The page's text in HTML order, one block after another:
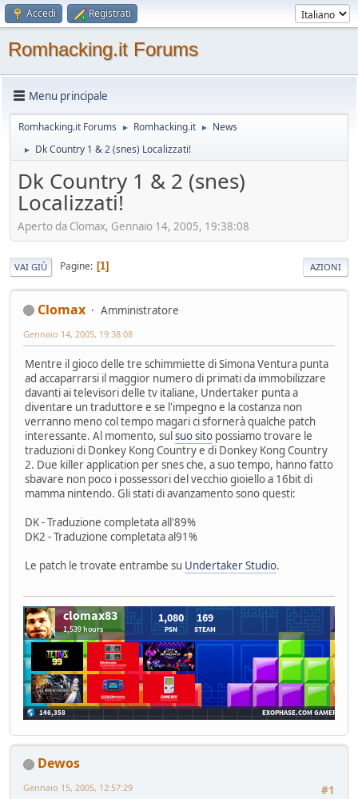
Accedi Registrati
Romhacking.it Forums
Menu principale
Romhacking.it Forums ► Romhacking.it ► News
► Dk Country 1 & 2 (snes) Localizzati!
Dk Country 1 & 2 (snes)
Localizzati!
Aperto da Clomax, Gennaio 14, 2005, 19:38:08
VAI GIÙ Pagine 1 AZIONI
Clomax Amministratore
Gennaio 14, 2005, 19:38:08
Mentre il gioco delle tre schimmiette di Simona Ventura punta
ad accaparrarsi il maggior numero di primati da immobilizzare
davanti ai televisori delle tv italiane, Undertaker punta a
diventare un traduttore e se l'impegno e la costanza non
verranno meno col tempo magari ci sfornerà qualche patch
interessante. Al momento, sulsuo sito possiamo trovare le
traduzioni di Donkey Kong Country e di Donkey Kong Country
2. Due killer application per snes che, a suo tempo, hanno fatto
sbavare non poco i possessori del vecchio gioiello a 16bit di
mamma nintendo. Gli stati di avanzamento sono questi:
DK - Traduzione completata all'89%
DK2 - Traduzione completata al91%
Le patch le trovate entrambe su Undertaker Studio.
Dewos
#1
Gennaio 15, 2005, 12:57:29